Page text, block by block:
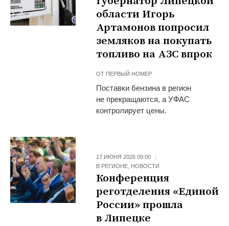
области Игорь
Артамонов попросил
земляков на покупать
топливо на АЗС впрок
ОТ ПЕРВЫЙ НОМЕР
Поставки бензина в регион
не прекращаются, а УФАС
контролирует цены.
17 ИЮНЯ 2026 09:00
В РЕГИОНЕ, НОВОСТИ
Конференция
реготделения «Единой
России» прошла
в Липецке